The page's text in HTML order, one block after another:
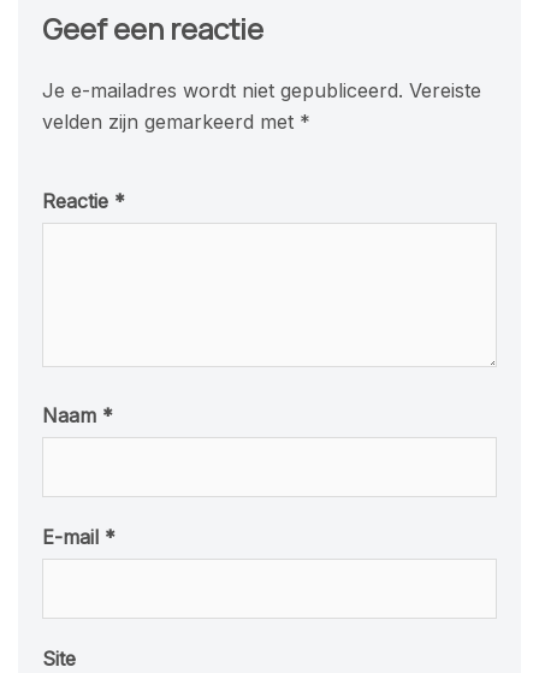
Geef een reactie
Je e-mailadres wordt niet gepubliceerd. Vereiste
velden zijn gemarkeerd met *
Reactie *
Naam *
E-mail *
Site